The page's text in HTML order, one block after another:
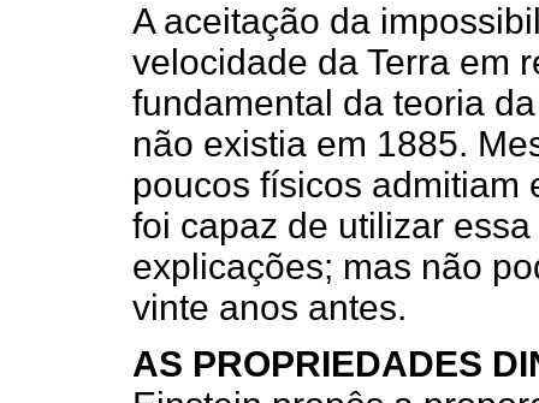
A aceitação da
velocidade da Terra em
fundamental da teoria
não existia em 1885.
poucos físicos admitiam
foi capaz de utilizar
explicações; mas não
vinte anos antes.
AS PROPRIEDADES